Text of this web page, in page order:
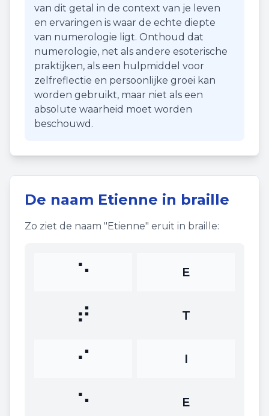
van dit getal in de context van je leven
en ervaringen is waar de echte diepte
van numerologie ligt. Onthoud dat
numerologie, net als andere esoterische
praktijken, als een hulpmiddel voor
zelfreflectie en persoonlijke groei kan
worden gebruikt, maar niet als een
absolute waarheid moet worden
beschouwd.
De naam Etienne in braille
Zo ziet de naam "Etienne" eruit in braille:
⠑ E
⠞ T
⠊ I
⠑ E